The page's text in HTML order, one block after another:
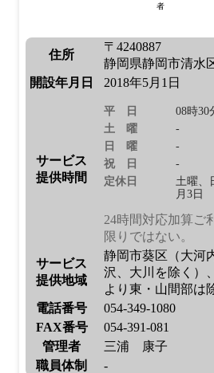
者
住所
〒4240887
静岡県静岡市清水
開設年月日
2018年5月1日
サービス
提供時間
平日
08時30
土曜
-
日曜
-
祝日
-
定休日
土曜、
月3日
24時間対応加算ご
限りではない。
サービス
提供地域
静岡市葵区（大河
沢、大川を除く）
より東・山間部は
電話番号
054-349-1080
FAX番号
054-391-081
管理者
三浦 康子
職員体制
-